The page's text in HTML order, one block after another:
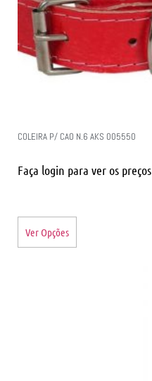
COLEIRA P/ CAO N.6 AKS 005550
Faça login para ver os preços
Ver Opções